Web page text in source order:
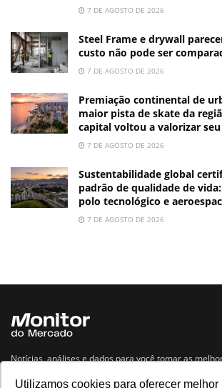
Utilizamos cookies para oferecer melhor
7 DE AGOSTO DE 2026
Steel Frame e drywall
custo não pode ser
7 DE AGOSTO DE 2026
Premiação continental de
maior pista de skate da
capital voltou a valorizar
7 DE AGOSTO DE 2026
Sustentabilidade global
padrão de qualidade de
polo tecnológico e
7 DE AGOSTO DE 2026
Notícias, análises e dados para você tomar as